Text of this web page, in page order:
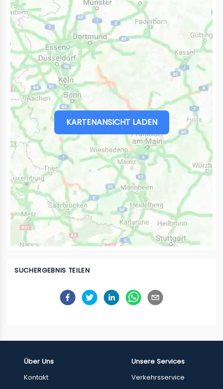
KARTENANSICHT LADEN
SUCHERGEBNIS TEILEN
Über Uns
Kontakt
Unsere Services
Verkehrsservice